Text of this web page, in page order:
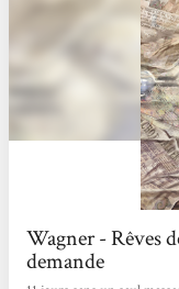
Wagner - Rêves
demande